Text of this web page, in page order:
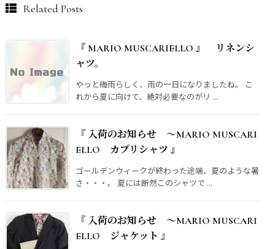
Related Posts
『 MARIO MUSCARIELLO 』 リネンシ
ャツ。
やっと梅雨らしく、雨の一日になりましたね。 こ
れから夏に向けて、絶対必要なのがリ ...
『 入荷のお知らせ ～MARIO MUSCARI
ELLO カプリシャツ 』
ゴールデンウィークが終わった途端、夏のような暑
さ・・・。 夏には断然このシャツで ...
『 入荷のお知らせ ～MARIO MUSCARI
ELLO ジャケット 』